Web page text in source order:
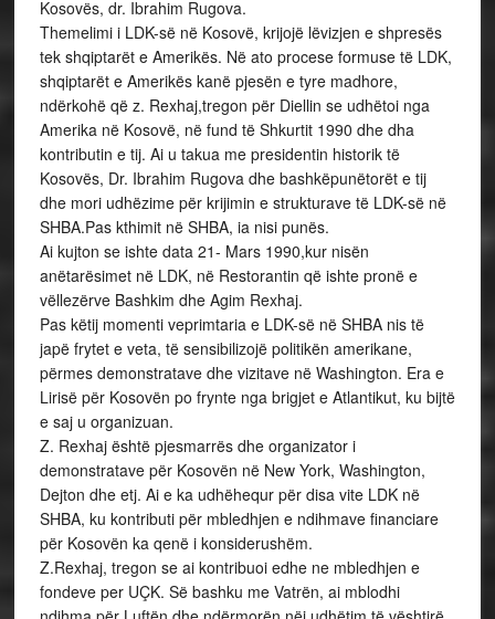
Kosovës, dr. Ibrahim Rugova.
Themelimi i LDK-së në Kosovë, krijojë lëvizjen e shpresës
tek shqiptarët e Amerikës. Në ato procese formuse të LDK,
shqiptarët e Amerikës kanë pjesën e tyre madhore,
ndërkohë që z. Rexhaj,tregon për Diellin se udhëtoi nga
Amerika në Kosovë, në fund të Shkurtit 1990 dhe dha
kontributin e tij. Ai u takua me presidentin historik të
Kosovës, Dr. Ibrahim Rugova dhe bashkëpunëtorët e tij
dhe mori udhëzime për krijimin e strukturave të LDK-së në
SHBA.Pas kthimit në SHBA, ia nisi punës.
Ai kujton se ishte data 21- Mars 1990,kur nisën
anëtarësimet në LDK, në Restorantin që ishte pronë e
vëllezërve Bashkim dhe Agim Rexhaj.
Pas këtij momenti veprimtaria e LDK-së në SHBA nis të
japë frytet e veta, të sensibilizojë politikën amerikane,
përmes demonstratave dhe vizitave në Washington. Era e
Lirisë për Kosovën po frynte nga brigjet e Atlantikut, ku bijtë
e saj u organizuan.
Z. Rexhaj është pjesmarrës dhe organizator i
demonstratave për Kosovën në New York, Washington,
Dejton dhe etj. Ai e ka udhëhequr për disa vite LDK në
SHBA, ku kontributi për mbledhjen e ndihmave financiare
për Kosovën ka qenë i konsiderushëm.
Z.Rexhaj, tregon se ai kontribuoi edhe ne mbledhjen e
fondeve per UÇK. Së bashku me Vatrën, ai mblodhi